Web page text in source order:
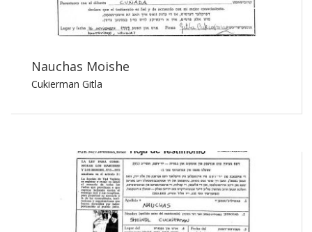
Nauchas Moishe
Cukierman Gitla